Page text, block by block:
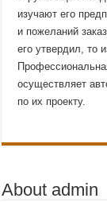
изучают его
и пожеланий
его утвердил, то
осуществляет
по их проекту.
About admin